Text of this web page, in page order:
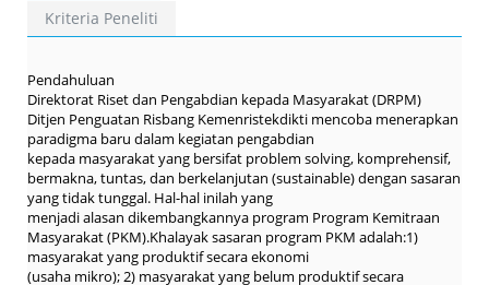
Kriteria Peneliti
Pendahuluan
Direktorat Riset dan Pengabdian kepada Masyarakat (DRPM)
Ditjen Penguatan Risbang Kemenristekdikti mencoba menerapkan
paradigma baru dalam kegiatan pengabdian
kepada masyarakat yang bersifat problem solving, komprehensif,
bermakna, tuntas, dan berkelanjutan (sustainable) dengan sasaran
yang tidak tunggal. Hal-hal inilah yang
menjadi alasan dikembangkannya program Program Kemitraan
Masyarakat (PKM).Khalayak sasaran program PKM adalah:1)
masyarakat yang produktif secara ekonomi
(usaha mikro); 2) masyarakat yang belum produktif secara